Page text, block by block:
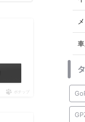
ポチップ